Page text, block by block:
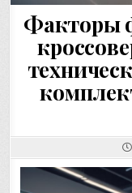
Факторы